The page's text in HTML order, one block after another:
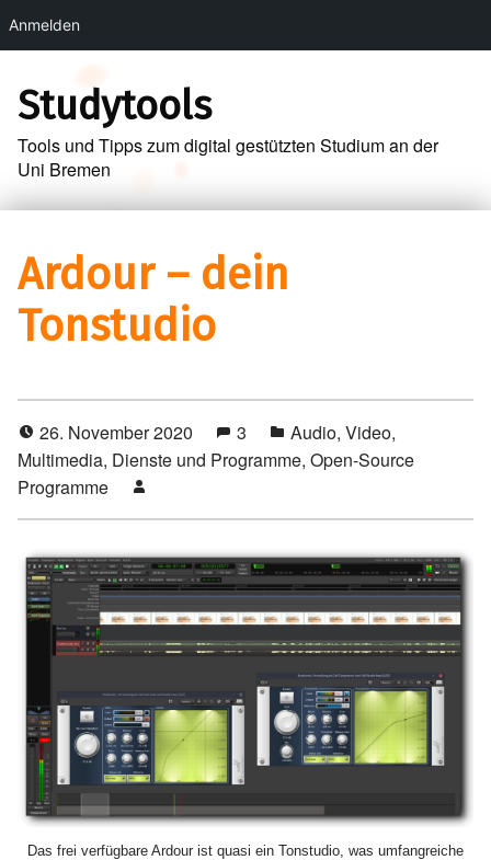
Anmelden
Skip to main navigation
Skip to main content
Skip to footer
Studytools
Tools und Tipps zum digital gestützten Studium an der
Uni Bremen
Ardour – dein
Tonstudio
26. November 2020 3
Audio, Video,
Multimedia, Dienste und Programme, Open-Source
Programme
Das frei verfügbare Ardour ist quasi ein Tonstudio, was umfangreiche